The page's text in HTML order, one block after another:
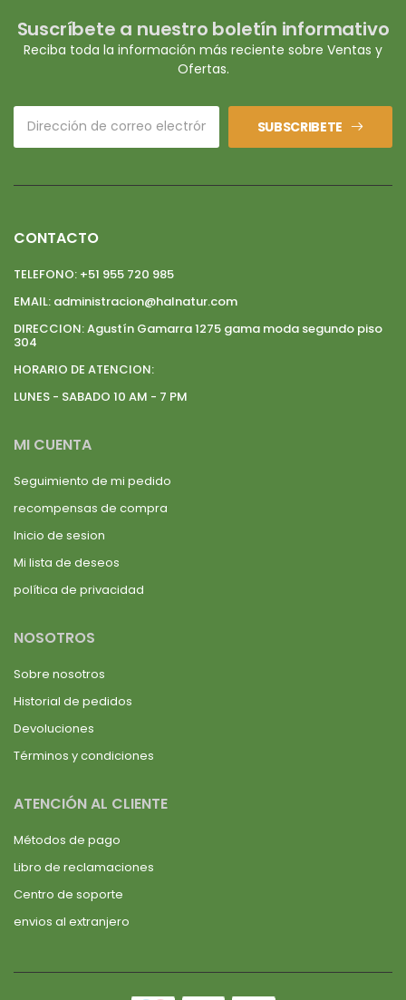
Suscríbete a nuestro boletín informativo
Reciba toda la información más reciente sobre Ventas y
Ofertas.
SUBSCRIBETE
CONTACTO
TELEFONO: +51 955 720 985
EMAIL: administracion@halnatur.com
DIRECCION:Agustín Gamarra 1275 gama moda segundo piso
304
HORARIO DE ATENCION:
LUNES - SABADO 10 AM - 7 PM
MI CUENTA
Seguimiento de mi pedido
recompensas de compra
Inicio de sesion
Mi lista de deseos
política de privacidad
NOSOTROS
Sobre nosotros
Historial de pedidos
Devoluciones
Términos y condiciones
ATENCIÓN AL CLIENTE
Métodos de pago
Libro de reclamaciones
Centro de soporte
envios al extranjero